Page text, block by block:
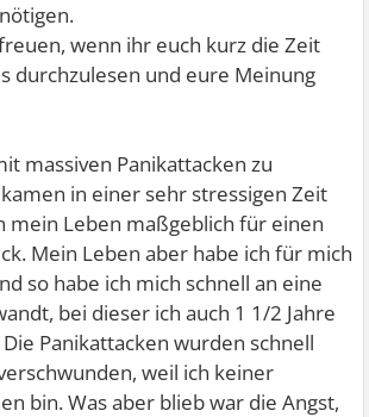
wenn ihr euch kurz die Zeit
durchzulesen und eure Meinung
massiven Panikattacken zu
in einer sehr stressigen Zeit
mein Leben maßgeblich für einen
Mein Leben aber habe ich für mich
so habe ich mich schnell an eine
bei dieser ich auch 1 1/2 Jahre
Panikattacken wurden schnell
weil ich keiner
bin. Was aber blieb war die Angst,